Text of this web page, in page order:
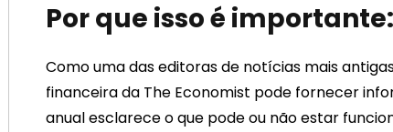
Por que isso é importante:
Como uma das editoras de notícias mais
financeira da The Economist pode fornecer
anual esclarece o que pode ou não estar